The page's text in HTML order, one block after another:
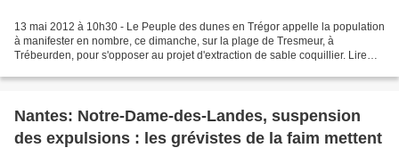
13 mai 2012 à 10h30 - Le Peuple des dunes en Trégor appelle la population
à manifester en nombre, ce dimanche, sur la plage de Tresmeur, à
Trébeurden, pour s'opposer au projet d'extraction de sable coquillier. Lire
Nantes: Notre-Dame-des-Landes, suspension
des expulsions : les grévistes de la faim mettent